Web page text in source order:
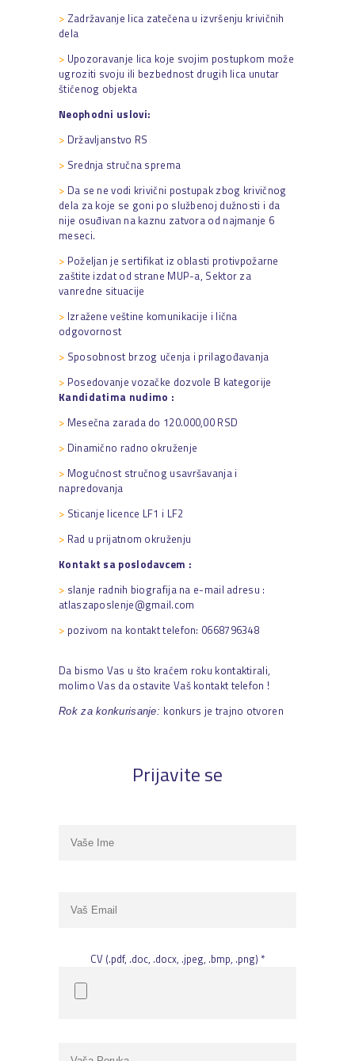
> Zadržavanje lica zatečena u izvršenju krivičnih
dela
> Upozoravanje lica koje svojim postupkom može
ugroziti svoju ili bezbednost drugih lica unutar
štićenog objekta
Neophodni uslovi:
> Državljanstvo RS
> Srednja stručna sprema
> Da se ne vodi krivični postupak zbog krivičnog
dela za koje se goni po službenoj dužnosti i da
nije osuđivan na kaznu zatvora od najmanje 6
meseci.
> Poželjan je sertifikat iz oblasti protivpožarne
zaštite izdat od strane MUP-a, Sektor za
vanredne situacije
> Izražene veštine komunikacije i lična
odgovornost
> Sposobnost brzog učenja i prilagođavanja
> Posedovanje vozačke dozvole B kategorije
Kandidatima nudimo :
> Mesečna zarada do 120.000,00 RSD
> Dinamično radno okruženje
> Mogućnost stručnog usavršavanja i
napredovanja
> Sticanje licence LF1 i LF2
> Rad u prijatnom okruženju
Kontakt sa poslodavcem :
> slanje radnih biografija na e-mail adresu :
atlaszaposlenje@gmail.com
> pozivom na kontakt telefon: 0668796348
Da bismo Vas u što kraćem roku kontaktirali,
molimo Vas da ostavite Vaš kontakt telefon !
Rok za konkurisanje: konkurs je trajno otvoren
Prijavite se
CV (.pdf, .doc, .docx, .jpeg, .bmp, .png) *